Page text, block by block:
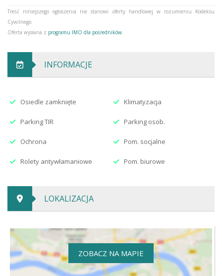
Typ Ogrodzenia metalowe
Typ Drogi
Ogrzewanie miejskie
Treść niniejszego ogłoszenia nie stanowi oferty handlowej w rozumieniu Kodeksu
Cywilnego.
Oferta wysłana z programu IMO dla pośredników
INFORMACJE
Osiedle zamknięte Klimatyzacja
Parking TIR Parking osob.
Ochrona Pom. socjalne
Rolety antywłamaniowe Pom. biurowe
LOKALIZACJA
ZOBACZ NA MAPIE